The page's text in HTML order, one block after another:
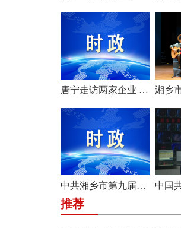
唐宁走访两家企业 问需问计促发展
中共湘乡市第九届纪律检查委员会举行第一次全体会议
推荐